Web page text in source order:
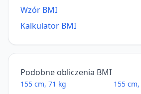
Wzór BMI
Kalkulator BMI
Podobne obliczenia BMI
155 cm, 71 kg
155